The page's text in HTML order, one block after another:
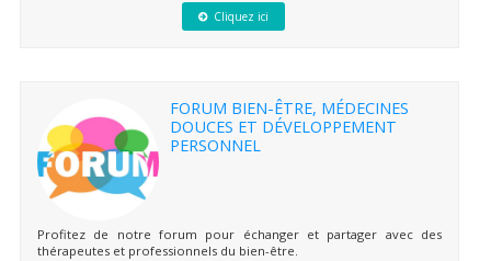
Cliquez ici
FORUM BIEN-ÊTRE, MÉDECINES
DOUCES ET DÉVELOPPEMENT
PERSONNEL
Profitez de notre forum pour échanger et partager avec des
thérapeutes et professionnels du bien-être.